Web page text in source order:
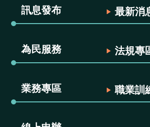
訊息發布 最新消
為民服務 法規專
業務專區 職業訓